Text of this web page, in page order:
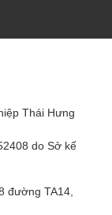
Thái Hưng
do Sở kế
đường TA14,